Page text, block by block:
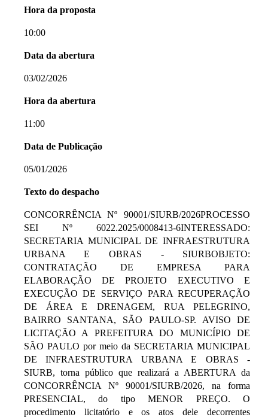
Hora da proposta
10:00
Data da abertura
03/02/2026
Hora da abertura
11:00
Data de Publicação
05/01/2026
Texto do despacho
CONCORRÊNCIA Nº 90001/SIURB/2026PROCESSO
SEI Nº 6022.2025/0008413-6INTERESSADO:
SECRETARIA MUNICIPAL DE INFRAESTRUTURA
URBANA E OBRAS - SIURBOBJETO:
CONTRATAÇÃO DE EMPRESA PARA
ELABORAÇÃO DE PROJETO EXECUTIVO E
EXECUÇÃO DE SERVIÇO PARA RECUPERAÇÃO
DE ÁREA E DRENAGEM, RUA PELEGRINO,
BAIRRO SANTANA, SÃO PAULO-SP. AVISO DE
LICITAÇÃO A PREFEITURA DO MUNICÍPIO DE
SÃO PAULO por meio da SECRETARIA MUNICIPAL
DE INFRAESTRUTURA URBANA E OBRAS -
SIURB, torna público que realizará a ABERTURA da
CONCORRÊNCIA Nº 90001/SIURB/2026, na forma
PRESENCIAL, do tipo MENOR PREÇO. O
procedimento licitatório e os atos dele decorrentes